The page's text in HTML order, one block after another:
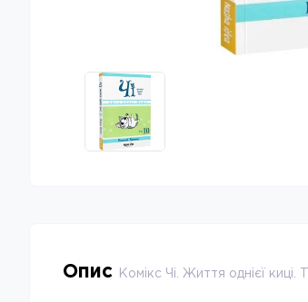
Опис Комікс Чі. Життя однієї киці.